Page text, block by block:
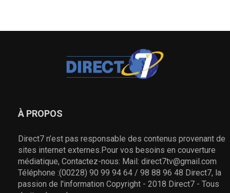
À PROPOS
Direct7 n’est pas responsable des contenus provenant de
sites internet externes.Pour vos besoins en couverture
médiatique, Contactez-nous: Mail: direct7tv@gmail.com
Téléphone :(00228) 90 99 94 64 / 98 88 96 48 Direct7, la
passion de l'information Copyright - 2018 Direct7 - Tous